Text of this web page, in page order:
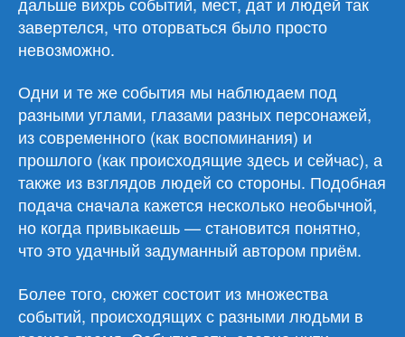
завертелся, что оторваться было просто
невозможно.
Одни и те же события мы наблюдаем под
разными углами, глазами разных персонажей,
из современного (как воспоминания) и
прошлого (как происходящие здесь и сейчас), а
также из взглядов людей со стороны. Подобная
подача сначала кажется несколько необычной,
но когда привыкаешь — становится понятно,
что это удачный задуманный автором приём.
Более того, сюжет состоит из множества
событий, происходящих с разными людьми в